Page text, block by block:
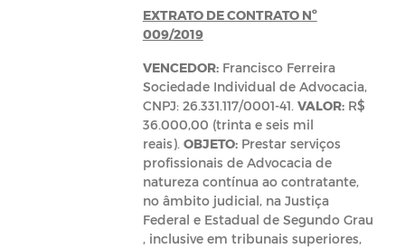
EXTRATO DE CONTRATO Nº
009/2019
VENCEDOR:Francisco Ferreira
Sociedade Individual de Advocacia,
CNPJ: 26.331.117/0001-41. VALOR:R$
36.000,00 (trinta e seis mil
reais). OBJETO:Prestar serviços
profissionais de Advocacia de
natureza contínua ao contratante,
no âmbito judicial, na Justiça
Federal e Estadual de Segundo Grau
, inclusive em tribunais superiores,